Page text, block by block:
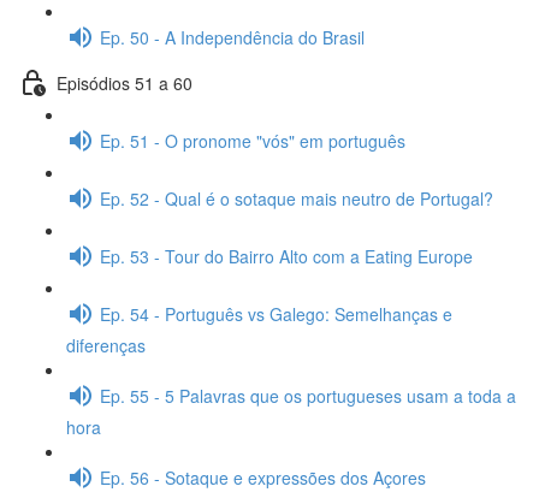
Ep. 50 - A Independência do Brasil
Episódios 51 a 60
Ep. 51 - O pronome "vós" em português
Ep. 52 - Qual é o sotaque mais neutro de Portugal?
Ep. 53 - Tour do Bairro Alto com a Eating Europe
Ep. 54 - Português vs Galego: Semelhanças e
diferenças
Ep. 55 - 5 Palavras que os portugueses usam a toda a
hora
Ep. 56 - Sotaque e expressões dos Açores